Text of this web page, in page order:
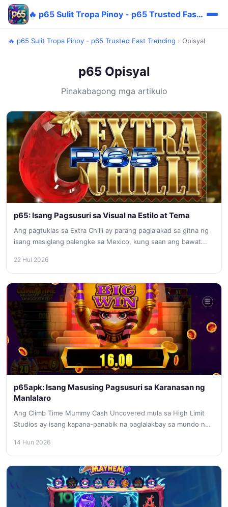
🔥 p65 Sulit Tropa Pinoy - p65 Trusted Fast Trending
🔥 p65 Sulit Tropa Pinoy - p65 Trusted Fast Trending › Opisyal
p65 Opisyal
Pinakabagong mga artikulo
p65: Isang Pagsusuri sa Visual na Estilo at Tema
Ang pagtuklas sa Extra Chilli ay parang paglalakad sa gitna ng
isang masiglang palengke sa Mexico, kung saan ang bawat...
22 Hul 2026
p65apk: Isang Masusing Pagsusuri sa Karanasan ng
Manlalaro
Ang Climb Time Mummy Cash Uncovered mula sa High Limit
Studios ay isang kapana-panabik na paglalakbay sa mundo ng
14 Hun 2026